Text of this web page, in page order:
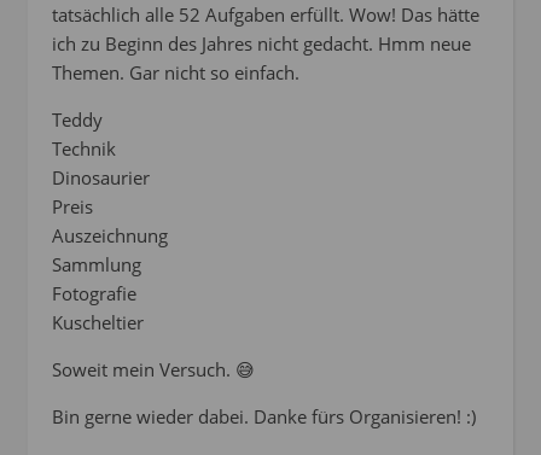
tatsächlich alle 52 Aufgaben erfüllt. Wow! Das hätte
ich zu Beginn des Jahres nicht gedacht. Hmm neue
Themen. Gar nicht so einfach.
Teddy
Technik
Dinosaurier
Preis
Auszeichnung
Sammlung
Fotografie
Kuscheltier
Soweit mein Versuch. 😅
Bin gerne wieder dabei. Danke fürs Organisieren! :)